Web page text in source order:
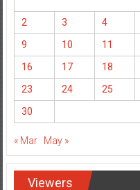
2
3 4
9
10 11
16
17 18
23
24 25
30
« Mar May »
Viewers